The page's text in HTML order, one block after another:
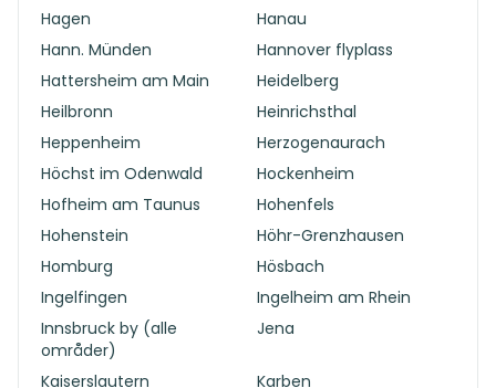
Hagen
Hanau
Hann. Münden
Hannover flyplass
Hattersheim am Main
Heidelberg
Heilbronn
Heinrichsthal
Heppenheim
Herzogenaurach
Höchst im Odenwald
Hockenheim
Hofheim am Taunus
Hohenfels
Hohenstein
Höhr-Grenzhausen
Homburg
Hösbach
Ingelfingen
Ingelheim am Rhein
Innsbruck by (alle
områder)
Jena
Kaiserslautern
Karben